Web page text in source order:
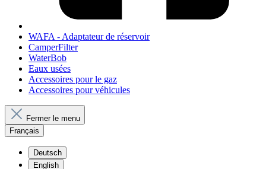
WAFA - Adaptateur de réservoir
CamperFilter
WaterBob
Eaux usées
Accessoires pour le gaz
Accessoires pour véhicules
Fermer le menu
Français
Deutsch
English